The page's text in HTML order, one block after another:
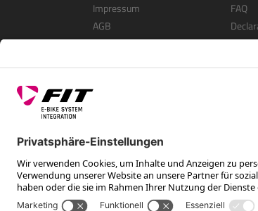
Impressum
AGB
FAQ
Open